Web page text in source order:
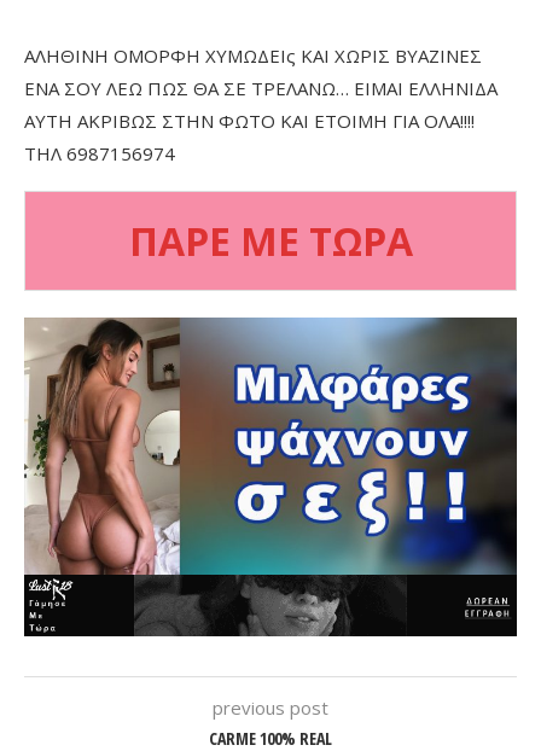
ΑΛΗΘΙΝΗ ΟΜΟΡΦΗ ΧΥΜΩΔΕΙς ΚΑΙ ΧΩΡΙΣ ΒΥΑΖΙΝΕΣ
ΕΝΑ ΣΟΥ ΛΕΩ ΠΩΣ ΘΑ ΣΕ ΤΡΕΛΑΝΩ… ΕΙΜΑΙ ΕΛΛΗΝΙΔΑ
ΑΥΤΗ ΑΚΡΙΒΩΣ ΣΤΗΝ ΦΩΤΟ ΚΑΙ ΕΤΟΙΜΗ ΓΙΑ ΟΛΑ!!!!
ΤΗΛ 6987156974
ΠΑΡΕ ΜΕ ΤΩΡΑ
previous post
CARME 100% REAL